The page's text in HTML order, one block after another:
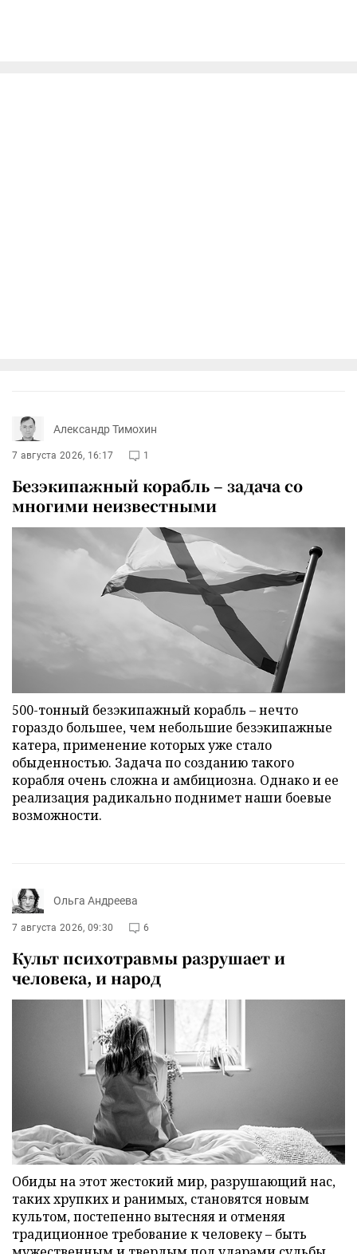
Александр Тимохин
7 августа 2026, 16:17 1
Безэкипажный корабль – задача со
многими неизвестными
500-тонный безэкипажный корабль – нечто
гораздо большее, чем небольшие безэкипажные
катера, применение которых уже стало
обыденностью. Задача по созданию такого
корабля очень сложна и амбициозна. Однако и ее
реализация радикально поднимет наши боевые
возможности.
Ольга Андреева
7 августа 2026, 09:30 6
Культ психотравмы разрушает и
человека, и народ
Обиды на этот жестокий мир, разрушающий нас,
таких хрупких и ранимых, становятся новым
культом, постепенно вытесняя и отменяя
традиционное требование к человеку – быть